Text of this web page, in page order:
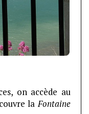
on accède au
laFontaine